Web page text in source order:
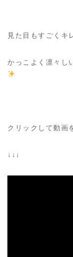
見た目もすごくキ
かっこよく凛々し
クリックして動画
↓↓↓